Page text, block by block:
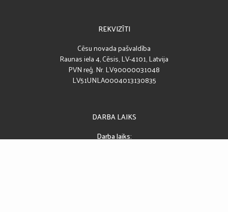
REKVIZĪTI
Cēsu novada pašvaldība
Raunas iela 4, Cēsis, LV-4101, Latvija
PVN reģ. Nr. LV90000031048
LV51UNLA0004013130835
DARBA LAIKS
Darba laiks: